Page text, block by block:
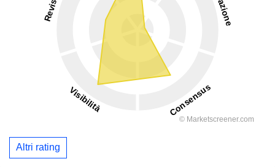
Altri rating